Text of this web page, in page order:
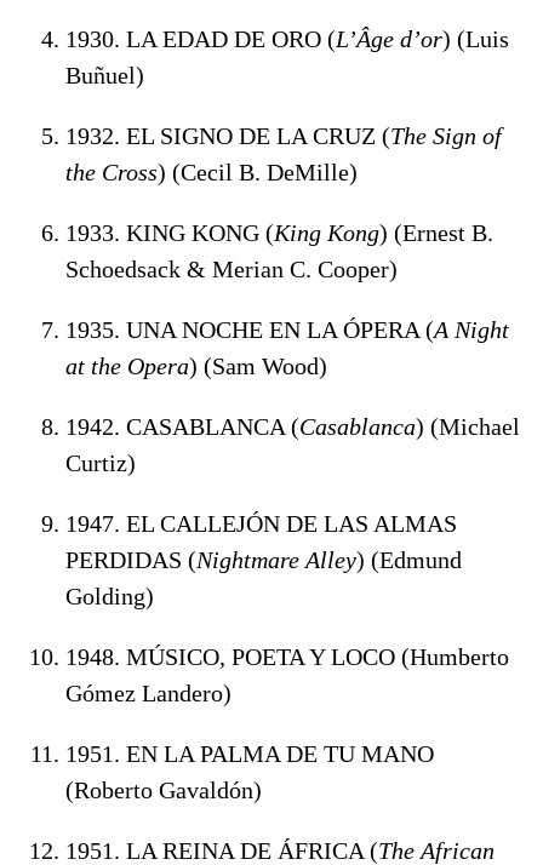
1930. LA EDAD DE ORO (L’Âge d’or) (Luis
Buñuel)
1932. EL SIGNO DE LA CRUZ (The Sign of
the Cross) (Cecil B. DeMille)
1933. KING KONG (King Kong) (Ernest B.
Schoedsack & Merian C. Cooper)
1935. UNA NOCHE EN LA ÓPERA (A Night
at the Opera) (Sam Wood)
1942. CASABLANCA (Casablanca) (Michael
Curtiz)
1947. EL CALLEJÓN DE LAS ALMAS
PERDIDAS (Nightmare Alley) (Edmund
Golding)
1948. MÚSICO, POETA Y LOCO (Humberto
Gómez Landero)
1951. EN LA PALMA DE TU MANO
(Roberto Gavaldón)
1951. LA REINA DE ÁFRICA (The African